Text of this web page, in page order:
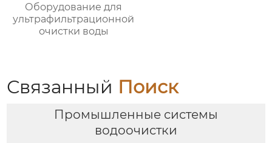
Оборудование для
ультрафильтрационной
очистки воды
Связанный Поиск
Промышленные системы
водоочистки